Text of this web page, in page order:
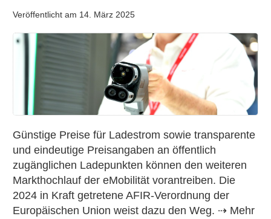
Veröffentlicht am 14. März 2025
Ladestromtarife
–
Kosten
und
Transparenz
Günstige Preise für Ladestrom sowie transparente
und eindeutige Preisangaben an öffentlich
zugänglichen Ladepunkten können den weiteren
Markthochlauf der eMobilität vorantreiben. Die
2024 in Kraft getretene AFIR-Verordnung der
Europäischen Union weist dazu den Weg. ⇢ Mehr